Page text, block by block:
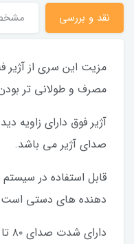
نقد و بررسی
مزیت این سری از
مصرف و طولانی تر
صدای آژیر می باشد.
قابل استفاده در
دهنده های دستی